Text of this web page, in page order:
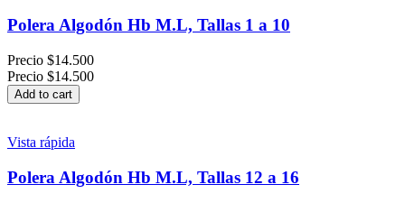
Polera Algodón Hb M.L, Tallas 1 a 10
Precio $14.500
Precio $14.500
Add to cart
Vista rápida
Polera Algodón Hb M.L, Tallas 12 a 16